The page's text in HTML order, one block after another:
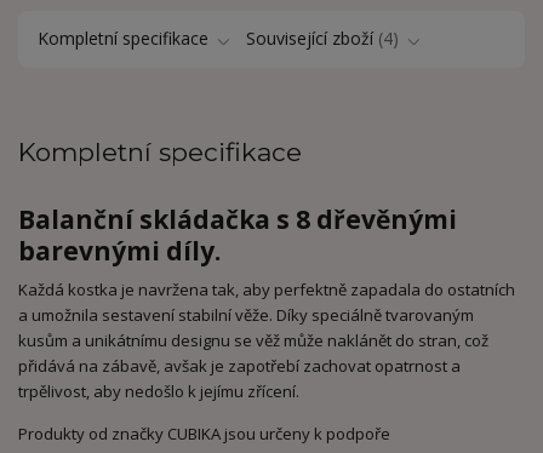
Kompletní specifikace Související zboží 4
Kompletní specifikace
Balanční skládačka s 8 dřevěnými
barevnými díly.
Každá kostka je navržena tak, aby perfektně zapadala do ostatních
a umožnila sestavení stabilní věže. Díky speciálně tvarovaným
kusům a unikátnímu designu se věž může naklánět do stran, což
přidává na zábavě, avšak je zapotřebí zachovat opatrnost a
trpělivost, aby nedošlo k jejímu zřícení.
Produkty od značky CUBIKA jsou určeny k podpoře